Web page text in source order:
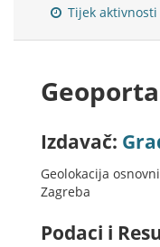
Tijek aktivnosti
Izdavač:
Geolokacija
Zagreba
Podaci i